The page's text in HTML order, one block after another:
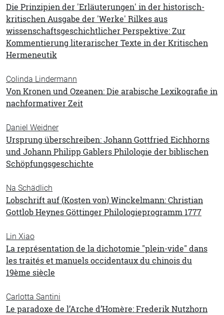
Die Prinzipien der 'Erläuterungen' in der historisch-
kritischen Ausgabe der 'Werke' Rilkes aus
wissenschaftsgeschichtlicher Perspektive: Zur
Kommentierung literarischer Texte in der Kritischen
Hermeneutik
Colinda Lindermann
Von Kronen und Ozeanen: Die arabische Lexikografie in
nachformativer Zeit
Daniel Weidner
Ursprung überschreiben: Johann Gottfried Eichhorns
und Johann Philipp Gablers Philologie der biblischen
Schöpfungsgeschichte
Na Schädlich
Lobschrift auf (Kosten von) Winckelmann: Christian
Gottlob Heynes Göttinger Philologieprogramm 1777
Lin Xiao
La représentation de la dichotomie "plein-vide" dans
les traités et manuels occidentaux du chinois du
19ème siècle
Carlotta Santini
Le paradoxe de l’Arche d’Homère: Frederik Nutzhorn